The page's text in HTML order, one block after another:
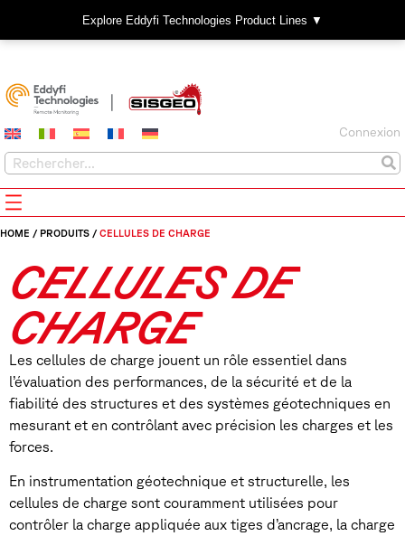
Explore Eddyfi Technologies Product Lines ▼
Connexion
HOME / PRODUITS / CELLULES DE CHARGE
CELLULES DE
CHARGE
Les cellules de charge jouent un rôle essentiel dans
l’évaluation des performances, de la sécurité et de la
fiabilité des structures et des systèmes géotechniques en
mesurant et en contrôlant avec précision les charges et les
forces.
En instrumentation géotechnique et structurelle, les
cellules de charge sont couramment utilisées pour
contrôler la charge appliquée aux tiges d’ancrage, la charge